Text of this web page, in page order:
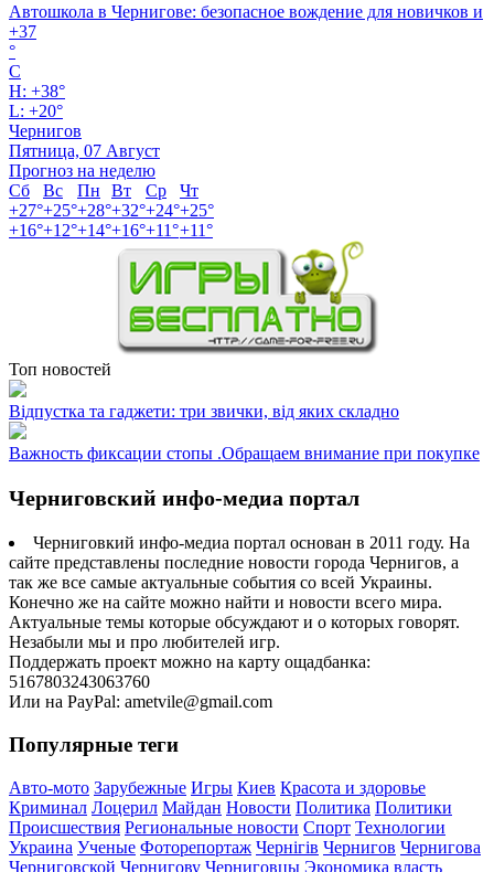
Автошкола в Чернигове: безопасное вождение для новичков и
+37
°
C
H: +38°
L: +20°
Чернигов
Пятница, 07 Август
Прогноз на неделю
Сб
Вс Пн Вт Ср
Чт
+27°+25°+28°+32°+24°+25°
+16°+12°+14°+16°+11°+11°
Топ новостей
Відпустка та гаджети: три звички, від яких складно
Важность фиксации стопы .Обращаем внимание при покупке
Черниговский инфо-медиа портал
Черниговкий инфо-медиа портал основан в 2011 году. На
сайте представлены последние новости города Чернигов, а
так же все самые актуальные события со всей Украины.
Конечно же на сайте можно найти и новости всего мира.
Актуальные темы которые обсуждают и о которых говорят.
Незабыли мы и про любителей игр.
Поддержать проект можно на карту ощадбанка:
5167803243063760
Или на PayPal: ametvile@gmail.com
Популярные теги
Авто-мото Зарубежные Игры Киев Красота и здоровье
Криминал Лоцерил Майдан Новости Политика Политики
Происшествия Региональные новости Спорт Технологии
Украина Ученые Фоторепортаж Чернігів Чернигов Чернигова
Черниговской Чернигову Черниговцы Экономика власть